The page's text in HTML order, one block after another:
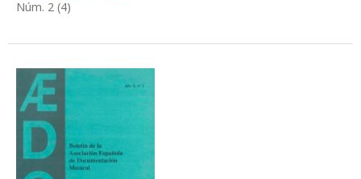
Núm. 2 (4)